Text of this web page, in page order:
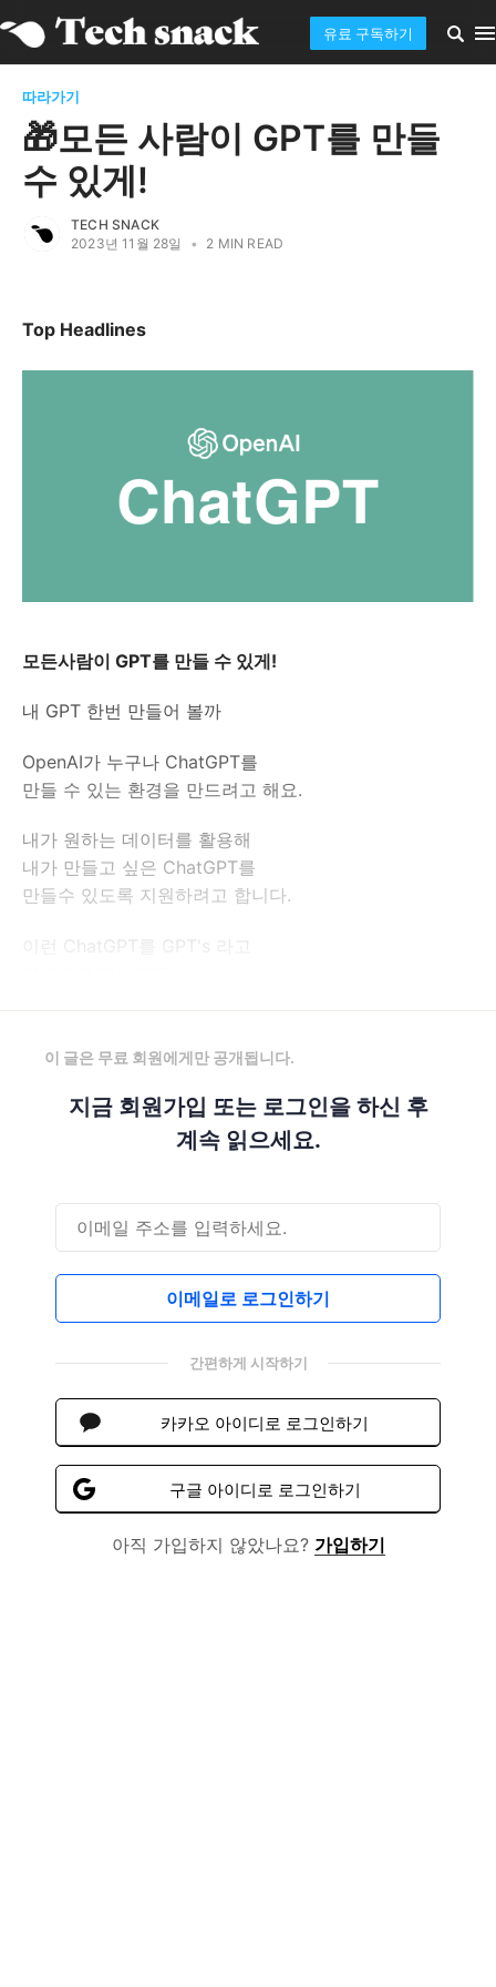
유료 구독하기
따라가기
🎁모든 사람이 GPT를 만들
수 있게!
TECH SNACK
2023년 11월 28일
• 2 MIN READ
Top Headlines
모든사람이 GPT를 만들 수 있게!
내 GPT 한번 만들어 볼까
OpenAI가 누구나 ChatGPT를
만들 수 있는 환경을 만드려고 해요.
내가 원하는 데이터를 활용해
내가 만들고 싶은 ChatGPT를
만들수 있도록 지원하려고 합니다.
이런 ChatGPT를 GPT's 라고
이 글은 무료 회원에게만 공개됩니다.
지금 회원가입 또는 로그인을 하신 후
계속 읽으세요.
이메일로 로그인하기
간편하게 시작하기
카카오 아이디로 로그인하기
구글 아이디로 로그인하기
아직 가입하지 않았나요? 가입하기